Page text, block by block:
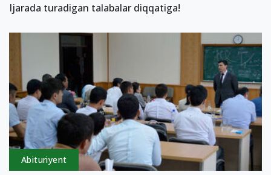
Ijarada turadigan talabalar diqqatiga!
Abituriyent